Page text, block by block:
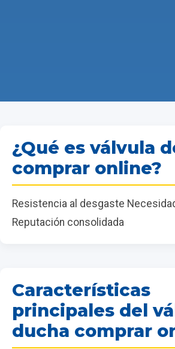
¿Qué es válvula
comprar online?
Resistencia al desgaste
Reputación consolidada
Características
principales del
ducha comprar